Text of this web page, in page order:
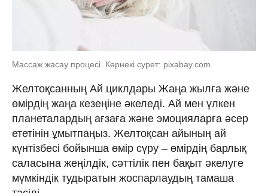
Массаж жасау процесі. Көрнекі сурет: pixabay.com
Желтоқсанның Ай циклдары Жаңа жылға және
өмірдің жаңа кезеңіне әкеледі. Ай мен үлкен
планеталардың ағзаға және эмоцияларға әсер
ететінін ұмытпаңыз. Желтоқсан айының ай
күнтізбесі бойынша өмір сүру – өмірдің барлық
саласына жеңілдік, сәттілік пен бақыт әкелуге
мүмкіндік тудыратын жоспарлаудың тамаша